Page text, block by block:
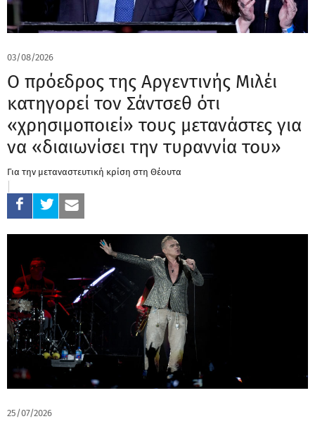
03/08/2026
Ο πρόεδρος της Αργεντινής Μιλέι
κατηγορεί τον Σάντσεθ ότι
«χρησιμοποιεί» τους μετανάστες για
να «διαιωνίσει την τυραννία του»
Για την μεταναστευτική κρίση στη Θέουτα
25/07/2026